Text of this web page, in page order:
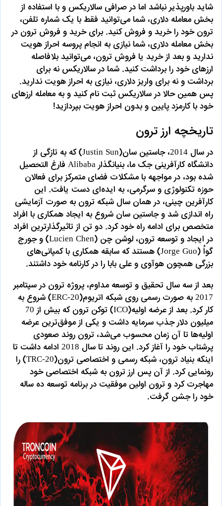
شاید باورپذیر نباشد اما در صرافی سالاریکس و با استفاده از
بخش معامله دلاری، شما می‌توانید فقط با یک شماره تلفن،
ترون خود را خرید و فروش کنید. برای خرید و فروش ترون در
بخش معامله دلاری، شما نیازی به انجام پروسه احراز هویت
ندارید و بعد از خرید یا فروش ترون، می‌توانید بلافاصله
ارزهای خود را برداشت کنید. شما در سالاریکس نه برای
برداشت و نه برای واریز دلاری، نیازی به احراز هویت ندارید.
پس همین حالا در سالاریکس ثبت نام کنید و به معامله ارزهای
خود با کارمزد پایین و بدون احراز هویت بپردازید!
تاریخچه ارز ترون
در سال 2014، جاستین سان(Justin Sun) که به تازگی از
دانشگاه کارآفرینی جک ما، بنیانگذار Alibaba فارغ التحصیل
شده بود، در مواجهه با مشکلات فضای متمرکز برای فعالان
حوزه تکنولوژی و سرگرمی، به ایده‌ای دست یافت. این
کارآفرین چینی، در همان سال شبکه ترون به صورت آزمایشی
راه اندازی شد و جاستین سان شروع به ایجاد همکاری با افراد
متخصص برای ادامه راه خود کرد. دو تن از تاثیرگذارترین افراد
در ایجاد و توسعه ترون، لوشن چن (Lucien Chen) و جورج
گواُ (Jorge Guo) هستند که سابقه همکاری با کمپانی‌های
بزرگی همچون هوآوی و علی بابا را در کارنامه خود داشتند.
بعد از سه سال تحقیق و توسعه مداوم، پروژه ترون در سپتامبر
2017 به صورت رسمی روی شبکه اتریوم(ERC-20) شروع به
کار کرد. بعد از عرضه اولیه(ICO) توکن ترون که بیش از 70
میلیون دلار جذب سرمایه داشت و یکی از موفق‌ترین عرضه
اولیه‌ها تا آن زمان محسوب می‌شد، ترون روند صعودی
پرشتاب خود را آغاز کرد. این روند تا سال 2018 ادامه داشت تا
اینکه بنیاد ترون، شبکه رسمی و اختصاصی ترون(TRC-20) را
رونمایی کرد. از آن پس ارز ترون به شبکه اختصاصی خود
مهاجرت کرد و ترون اولین موفقیت در برنامه توسعه ده ساله
خود را جشن گرفت.